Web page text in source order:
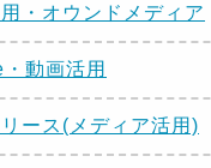
・オウンドメディア
動画活用
ース(メディア活用)